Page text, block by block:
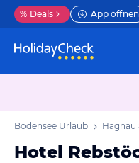
% Deals App öffnen
Bodensee Urlaub Hagnau
Hotel